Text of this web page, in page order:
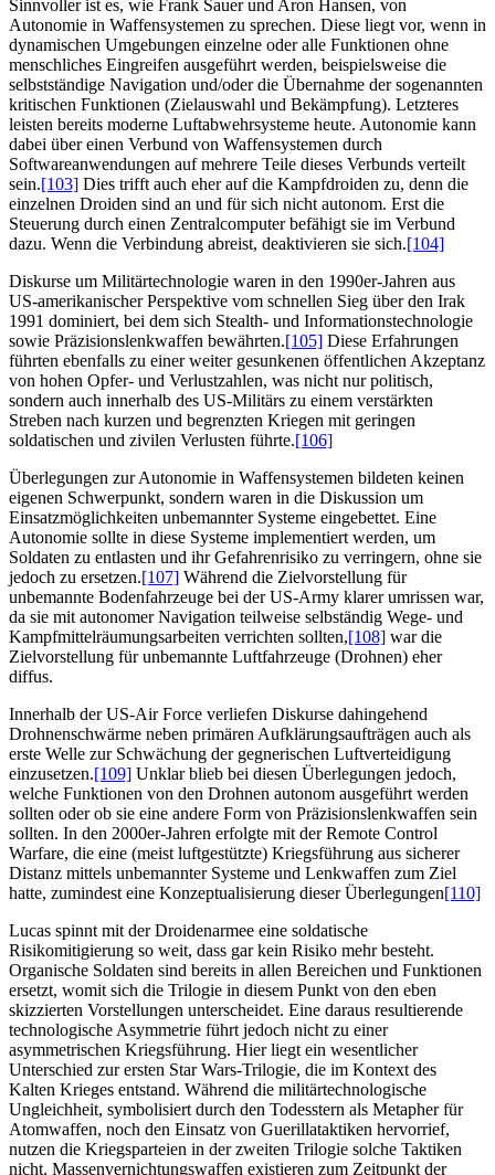
Sinnvoller ist es, wie Frank Sauer und Aron Hansen, von
Autonomie in Waffensystemen zu sprechen. Diese liegt vor, wenn in
dynamischen Umgebungen einzelne oder alle Funktionen ohne
menschliches Eingreifen ausgeführt werden, beispielsweise die
selbstständige Navigation und/oder die Übernahme der sogenannten
kritischen Funktionen (Zielauswahl und Bekämpfung). Letzteres
leisten bereits moderne Luftabwehrsysteme heute. Autonomie kann
dabei über einen Verbund von Waffensystemen durch
Softwareanwendungen auf mehrere Teile dieses Verbunds verteilt
sein.[103] Dies trifft auch eher auf die Kampfdroiden zu, denn die
einzelnen Droiden sind an und für sich nicht autonom. Erst die
Steuerung durch einen Zentralcomputer befähigt sie im Verbund
dazu. Wenn die Verbindung abreist, deaktivieren sie sich.[104]
Diskurse um Militärtechnologie waren in den 1990er-Jahren aus
US-amerikanischer Perspektive vom schnellen Sieg über den Irak
1991 dominiert, bei dem sich Stealth- und Informationstechnologie
sowie Präzisionslenkwaffen bewährten.[105] Diese Erfahrungen
führten ebenfalls zu einer weiter gesunkenen öffentlichen Akzeptanz
von hohen Opfer- und Verlustzahlen, was nicht nur politisch,
sondern auch innerhalb des US-Militärs zu einem verstärkten
Streben nach kurzen und begrenzten Kriegen mit geringen
soldatischen und zivilen Verlusten führte.[106]
Überlegungen zur Autonomie in Waffensystemen bildeten keinen
eigenen Schwerpunkt, sondern waren in die Diskussion um
Einsatzmöglichkeiten unbemannter Systeme eingebettet. Eine
Autonomie sollte in diese Systeme implementiert werden, um
Soldaten zu entlasten und ihr Gefahrenrisiko zu verringern, ohne sie
jedoch zu ersetzen.[107] Während die Zielvorstellung für
unbemannte Bodenfahrzeuge bei der US-Army klarer umrissen war,
da sie mit autonomer Navigation teilweise selbständig Wege- und
Kampfmittelräumungsarbeiten verrichten sollten,[108] war die
Zielvorstellung für unbemannte Luftfahrzeuge (Drohnen) eher
diffus.
Innerhalb der US-Air Force verliefen Diskurse dahingehend
Drohnenschwärme neben primären Aufklärungsaufträgen auch als
erste Welle zur Schwächung der gegnerischen Luftverteidigung
einzusetzen.[109] Unklar blieb bei diesen Überlegungen jedoch,
welche Funktionen von den Drohnen autonom ausgeführt werden
sollten oder ob sie eine andere Form von Präzisionslenkwaffen sein
sollten. In den 2000er-Jahren erfolgte mit der Remote Control
Warfare, die eine (meist luftgestützte) Kriegsführung aus sicherer
Distanz mittels unbemannter Systeme und Lenkwaffen zum Ziel
hatte, zumindest eine Konzeptualisierung dieser Überlegungen[110]
Lucas spinnt mit der Droidenarmee eine soldatische
Risikomitigierung so weit, dass gar kein Risiko mehr besteht.
Organische Soldaten sind bereits in allen Bereichen und Funktionen
ersetzt, womit sich die Trilogie in diesem Punkt von den eben
skizzierten Vorstellungen unterscheidet. Eine daraus resultierende
technologische Asymmetrie führt jedoch nicht zu einer
asymmetrischen Kriegsführung. Hier liegt ein wesentlicher
Unterschied zur ersten Star Wars-Trilogie, die im Kontext des
Kalten Krieges entstand. Während die militärtechnologische
Ungleichheit, symbolisiert durch den Todesstern als Metapher für
Atomwaffen, noch den Einsatz von Guerillataktiken hervorrief,
nutzen die Kriegsparteien in der zweiten Trilogie solche Taktiken
nicht. Massenvernichtungswaffen existieren zum Zeitpunkt der